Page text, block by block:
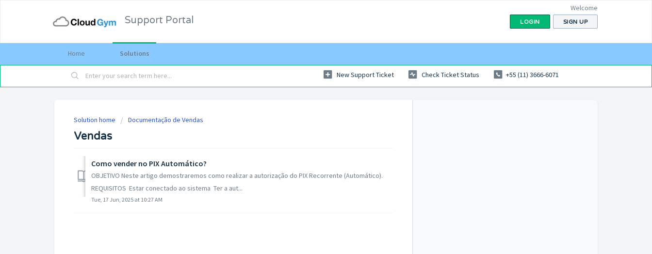
Support Portal
Welcome
LOGIN SIGN UP
Home Solutions
New Support Ticket Check Ticket Status +55 (11) 3666-6071
Solution home Documentação de Vendas
Vendas
Como vender no PIX Automático?
OBJETIVO Neste artigo demostraremos como realizar a autorização do PIX Recorrente (Automático).
REQUISITOS Estar conectado ao sistema Ter a aut...
Tue, 17 Jun, 2025 at 10:27 AM